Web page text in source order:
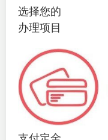
选择您的
办理项目